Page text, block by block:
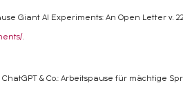
Giant AI Experiments: An Open Letter v.
.
& Co.: Arbeitspause für mächtige